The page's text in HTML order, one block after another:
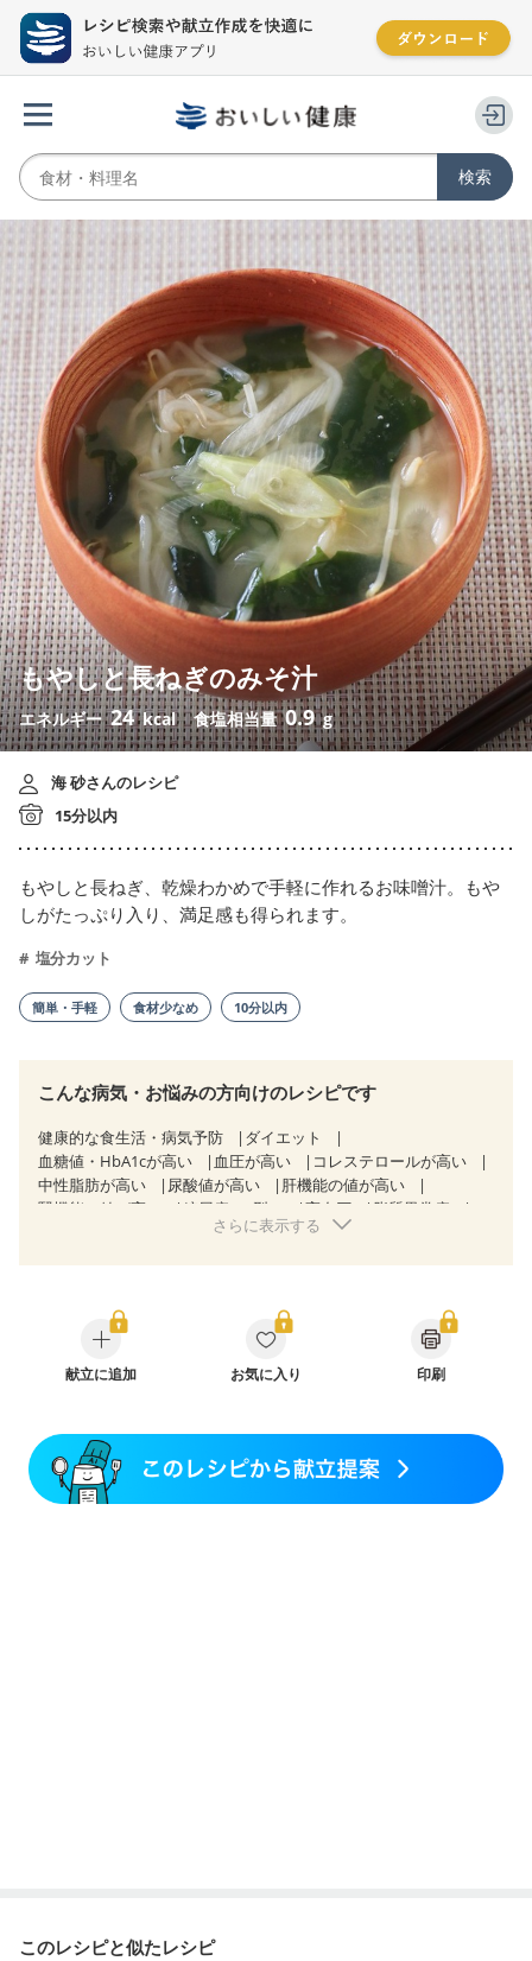
もやしと長ねぎのみそ汁
エネルギー24 kcal 食塩相当量0.9 g
海 砂さんのレシピ
15分以内
もやしと長ねぎ、乾燥わかめで手軽に作れるお味噌汁。もや
しがたっぷり入り、満足感も得られます。
塩分カット
簡単・手軽 食材少なめ 10分以内
こんな病気・お悩みの方向けのレシピです
健康的な食生活・病気予防
ダイエット
血糖値・HbA1cが高い
血圧が高い
コレステロールが高い
中性脂肪が高い
尿酸値が高い
肝機能の値が高い
腎機能の値が高い
糖尿病（2型） 高血圧
脂質異常症
狭心症 心筋梗塞
糖尿病性腎症（第２期）
糖尿病性腎症（第３期）
CKD（ステージ１）
CKD（ステージ２）
CKD（ステージ３a）
乳がん（抗がん剤治療中）
味の感じ方が変わった
妊婦健診・体重増加が気になる（初期）
妊婦健診・血圧が気になる（初期）
さらに表示する
献立に追加 お気に入り 印刷
このレシピと似たレシピ